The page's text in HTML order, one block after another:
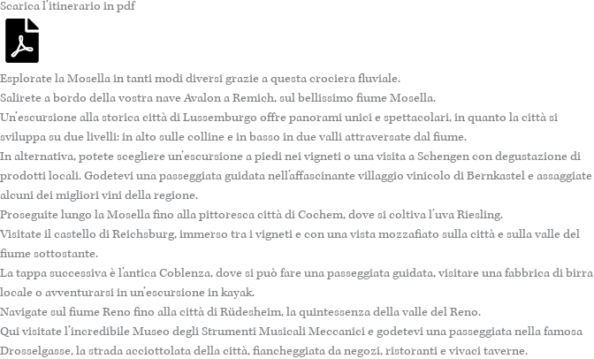
Scarica l’itinerario in pdf
Esplorate la Mosella in tanti modi diversi grazie a questa crociera fluviale.
Salirete a bordo della vostra nave Avalon a Remich, sul bellissimo fiume Mosella.
Un’escursione alla storica città di Lussemburgo offre panorami unici e spettacolari, in quanto la città si
sviluppa su due livelli: in alto sulle colline e in basso in due valli attraversate dal fiume.
In alternativa, potete scegliere un’escursione a piedi nei vigneti o una visita a Schengen con degustazione di
prodotti locali. Godetevi una passeggiata guidata nell’affascinante villaggio vinicolo di Bernkastel e assaggiate
alcuni dei migliori vini della regione.
Proseguite lungo la Mosella fino alla pittoresca città di Cochem, dove si coltiva l’uva Riesling.
Visitate il castello di Reichsburg, immerso tra i vigneti e con una vista mozzafiato sulla città e sulla valle del
fiume sottostante.
La tappa successiva è l’antica Coblenza, dove si può fare una passeggiata guidata, visitare una fabbrica di birra
locale o avventurarsi in un’escursione in kayak.
Navigate sul fiume Reno fino alla città di Rüdesheim, la quintessenza della valle del Reno.
Qui visitate l’incredibile Museo degli Strumenti Musicali Meccanici e godetevi una passeggiata nella famosa
Drosselgasse, la strada acciottolata della città, fiancheggiata da negozi, ristoranti e vivaci taverne.